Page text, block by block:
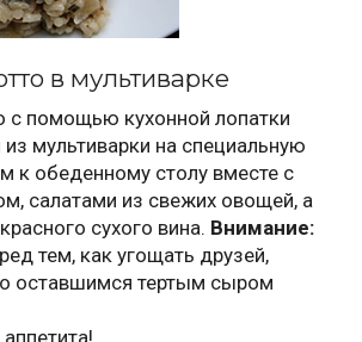
в мультиварке
с помощью кухонной лопатки
мультиварки на специальную
к обеденному столу вместе с
салатами из свежих овощей, а
сухого вина. Внимание:
тем, как угощать друзей,
оставшимся тертым сыром